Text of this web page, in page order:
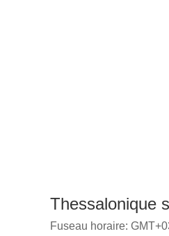
Thessalonique
Fuseau horaire: